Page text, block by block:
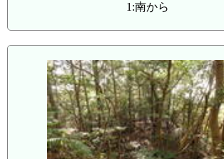
1:南から